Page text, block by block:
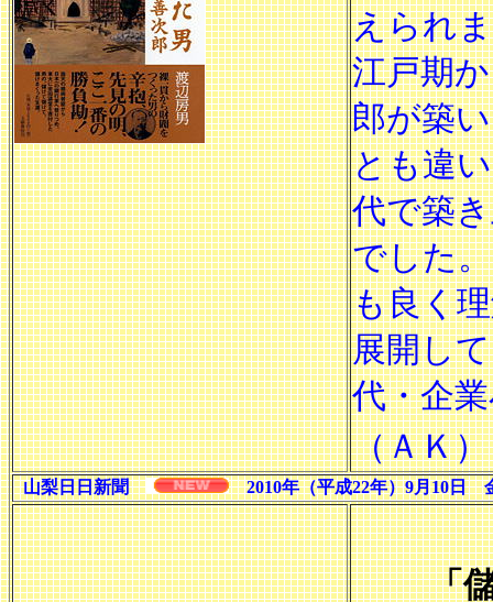
えられ
江戸期
郎が築
とも違
代で築
でした
も良く
展開し
代・企
（ＡＫ）
山梨日日新聞 2010年（平成22年）9月10日
「儲け